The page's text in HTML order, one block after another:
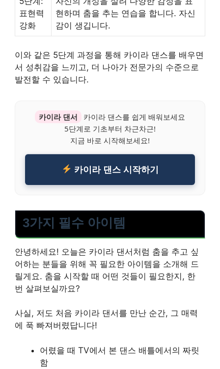
표현력
강화
현하며 춤을 추는 연습을 합니다. 자신
감이 생깁니다.
이와 같은 5단계 과정을 통해 카이라 댄스를 배우면
서 성취감을 느끼고, 더 나아가 전문가의 수준으로
발전할 수 있습니다.
카이라 댄서
카이라 댄스를 쉽게 배워보세요
5단계로 기초부터 차근차근!
지금 바로 시작해보세요!
카이라 댄스 시작하기
3가지 필수 아이템
안녕하세요! 오늘은 카이라 댄서처럼 춤을 추고 싶
어하는 분들을 위해 꼭 필요한 아이템을 소개해 드
릴게요. 춤을 시작할 때 어떤 것들이 필요한지, 한
번 살펴보실까요?
사실, 저도 처음 카이라 댄서를 만난 순간, 그 매력
에 푹 빠져버렸답니다!
어렸을 때 TV에서 본 댄스 배틀에서의 짜릿
함